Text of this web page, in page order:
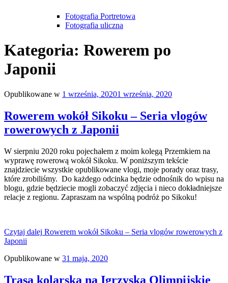
Fotografia Portretowa
Fotografia uliczna
Kategoria: Rowerem po
Japonii
Opublikowane w 1 września, 20201 września, 2020
Rowerem wokół Sikoku – Seria vlogów
rowerowych z Japonii
W sierpniu 2020 roku pojechałem z moim kolegą Przemkiem na
wyprawę rowerową wokół Sikoku. W poniższym tekście
znajdziecie wszystkie opublikowane vlogi, moje porady oraz trasy,
które zrobiliśmy. Do każdego odcinka będzie odnośnik do wpisu na
blogu, gdzie będziecie mogli zobaczyć zdjęcia i nieco dokładniejsze
relacje z regionu. Zapraszam na wspólną podróż po Sikoku!
Czytaj dalej Rowerem wokół Sikoku – Seria vlogów rowerowych z
Japonii
Opublikowane w 31 maja, 2020
Trasa kolarska na Igrzyska Olimpijskie